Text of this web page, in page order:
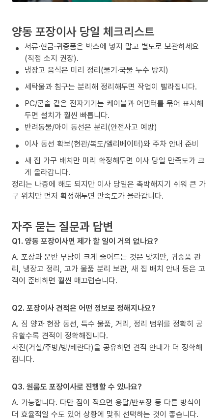
양동 포장이사 당일 체크리스트
서류·현금·귀중품은 박스에 넣지 말고 별도로 보관하세요
(직접 소지 권장).
냉장고 음식은 미리 정리(물기·국물 누수 방지)
세탁물과 침구는 분리해 정리해두면 작업이 빨라집니다.
PC/콘솔 같은 전자기기는 케이블과 어댑터를 묶어 표시해
두면 설치가 훨씬 빠릅니다.
반려동물/아이 동선은 분리(안전사고 예방)
이사 동선 확보(현관/복도/엘리베이터)와 주차 안내 준비
새 집 가구 배치만 미리 확정해두면 이사 당일 만족도가 크
게 올라갑니다.
정리는 나중에 해도 되지만 이사 당일은 촉박해지기 쉬워 큰 가
구 위치만 먼저 확정해두면 만족도가 올라갑니다.
자주 묻는 질문과 답변
Q1. 양동 포장이사면 제가 할 일이 거의 없나요?
A. 포장과 운반 부담이 크게 줄어드는 것은 맞지만, 귀중품 관
리, 냉장고 정리, 고가 물품 분리 보관, 새 집 배치 안내 등은 고
객이 준비하면 훨씬 매끄럽습니다.
Q2. 포장이사 견적은 어떤 정보로 정해지나요?
A. 짐 양과 현장 동선, 특수 물품, 거리, 정리 범위를 정확히 공
유할수록 견적이 정확해집니다.
사진(거실/주방/방/베란다)을 공유하면 견적 안내가 더 정확해
집니다.
Q3. 원룸도 포장이사로 진행할 수 있나요?
A. 가능합니다. 다만 짐이 적으면 용달/반포장 등 다른 방식이
더 효율적일 수도 있어 상황에 맞춰 선택하는 것이 좋습니다.